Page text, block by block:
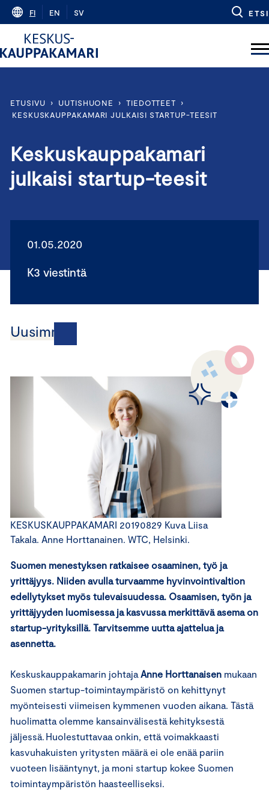
Skip
content
FI EN SV ETSI
ETUSIVU › UUTISHUONE › TIEDOTTEET
›
KESKUSKAUPPAKAMARI JULKAISI STARTUP-TEESIT
Keskuskauppakamari
julkaisi startup-teesit
01.05.2020
K3 viestintä
Uusimmat
KESKUSKAUPPAKAMARI 20190829 Kuva Liisa
Takala. Anne Horttanainen. WTC, Helsinki.
Suomen menestyksen ratkaisee osaaminen, työ ja
yrittäjyys. Niiden avulla turvaamme hyvinvointivaltion
edellytykset myös tulevaisuudessa. Osaamisen, työn ja
yrittäjyyden luomisessa ja kasvussa merkittävä asema on
startup-yrityksillä. Tarvitsemme uutta ajattelua ja
asennetta.
Keskuskauppakamarin johtaja Anne Horttanaisen mukaan
Suomen startup-toimintaympäristö on kehittynyt
myönteisesti viimeisen kymmenen vuoden aikana. Tästä
huolimatta olemme kansainvälisestä kehityksestä
jäljessä. Huolestuttavaa onkin, että voimakkaasti
kasvuhakuisten yritysten määrä ei ole enää pariin
vuoteen lisääntynyt, ja moni startup kokee Suomen
toimintaympäristön haasteelliseksi.